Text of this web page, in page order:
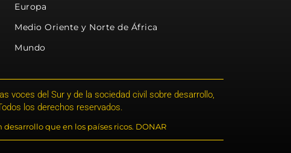
Europa
Medio Oriente y Norte de África
Mundo
voces del Sur y de la sociedad civil sobre desarrollo,
los derechos reservados.
que en los países ricos. DONAR